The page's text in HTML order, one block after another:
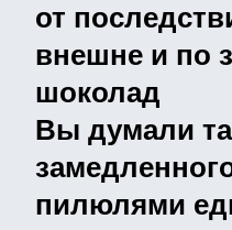
от
внешне и по
шоколад
Вы думали
пилюлями